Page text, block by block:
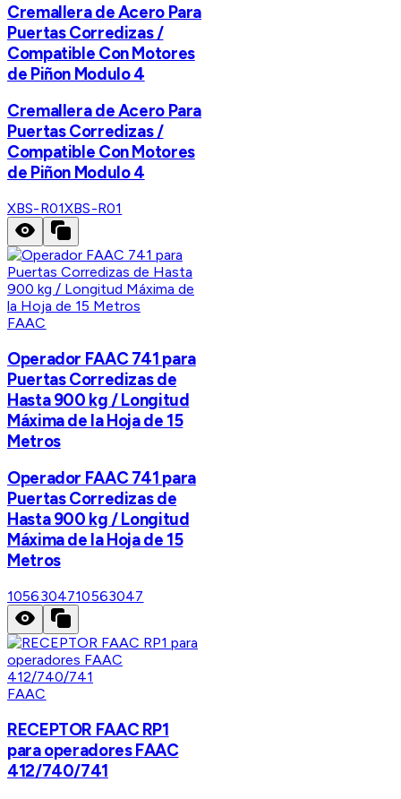
Cremallera de Acero Para
Puertas Corredizas /
Compatible Con Motores
de Piñon Modulo 4
Cremallera de Acero Para
Puertas Corredizas /
Compatible Con Motores
de Piñon Modulo 4
XBS-R01XBS-R01
FAAC
Operador FAAC 741 para
Puertas Corredizas de
Hasta 900 kg / Longitud
Máxima de la Hoja de 15
Metros
Operador FAAC 741 para
Puertas Corredizas de
Hasta 900 kg / Longitud
Máxima de la Hoja de 15
Metros
1056304710563047
FAAC
RECEPTOR FAAC RP1
para operadores FAAC
412/740/741